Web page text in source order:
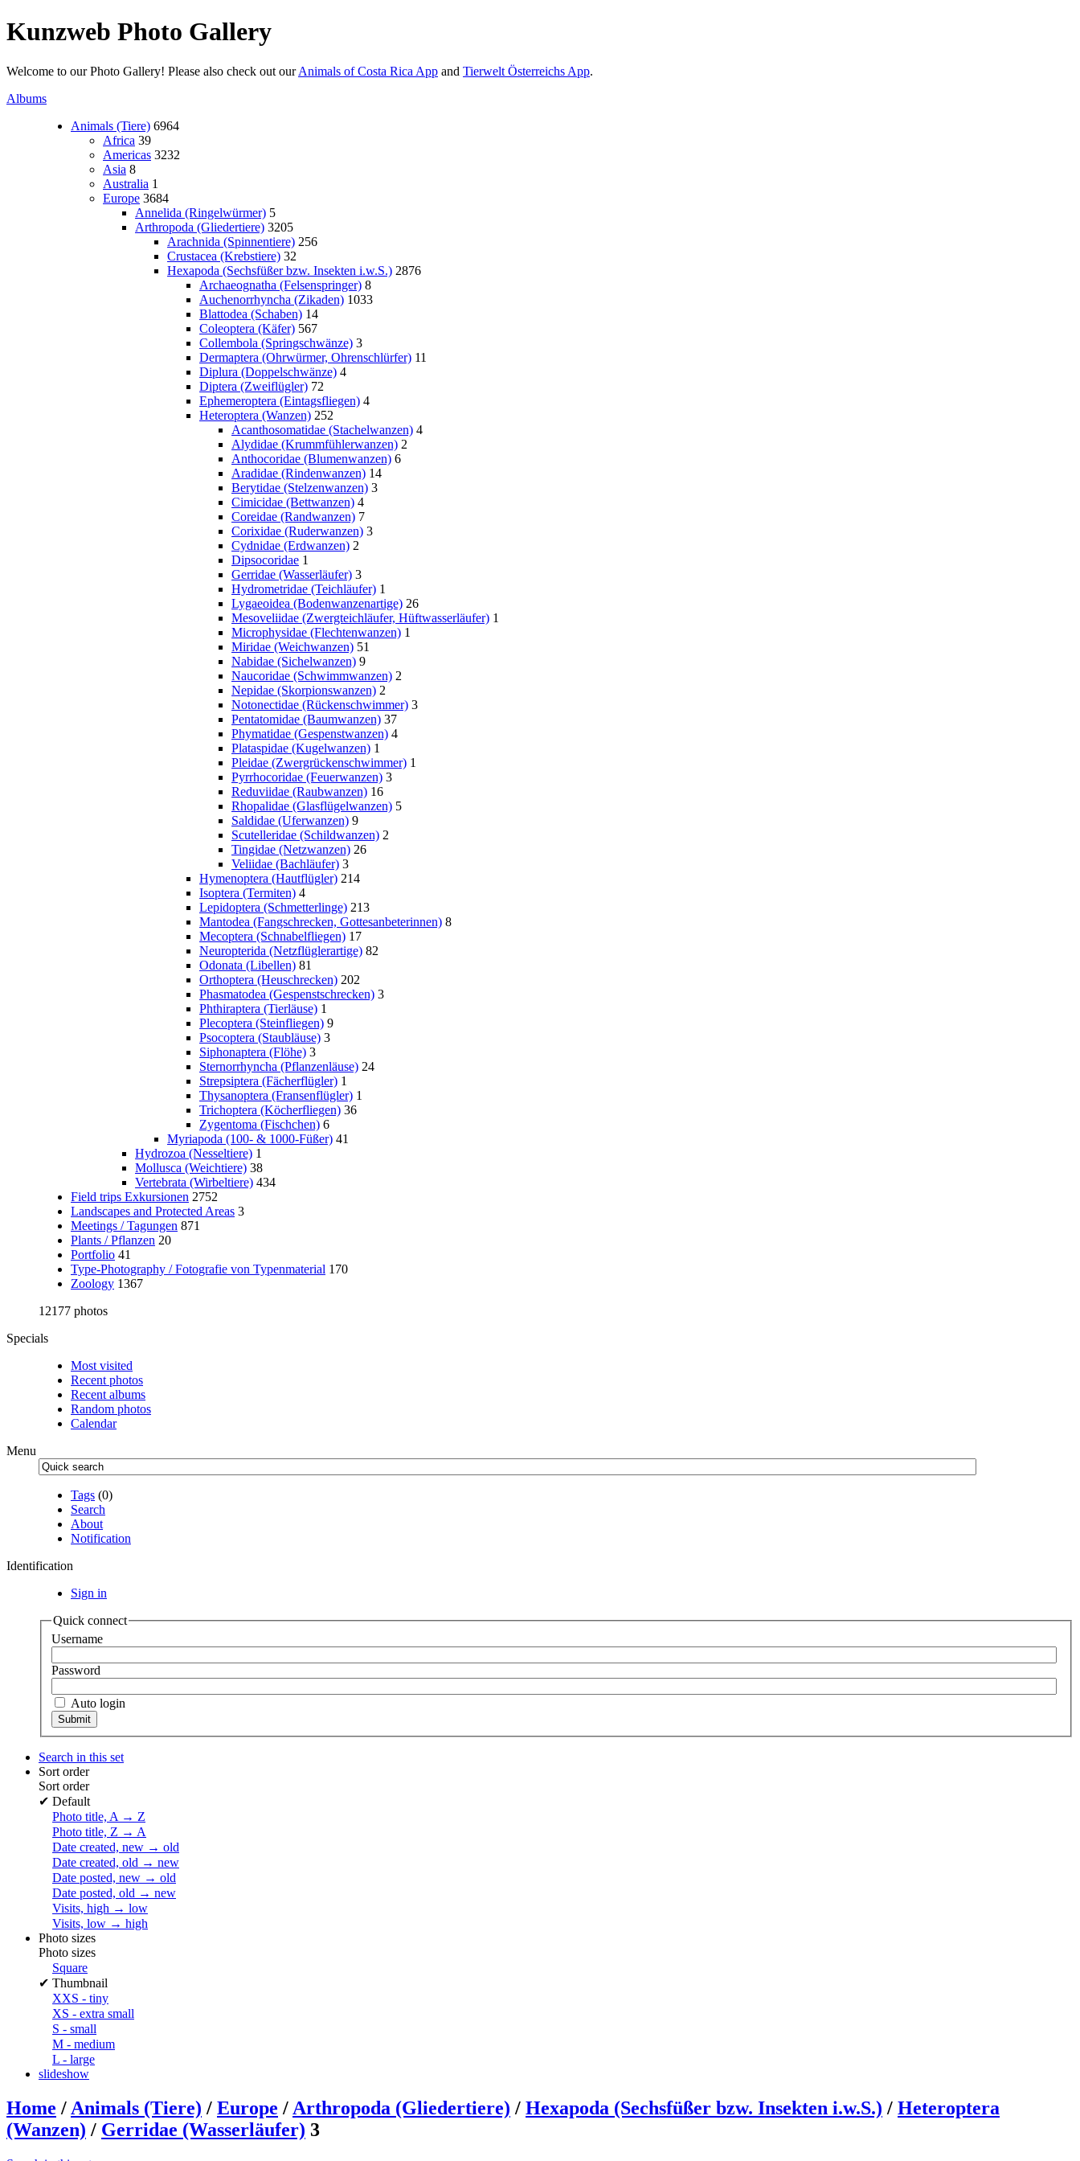
Kunzweb Photo Gallery
Welcome to our Photo Gallery! Please also check out ourAnimals of Costa Rica App and Tierwelt Österreichs App.
Albums
Animals (Tiere) 6964
Africa 39
Americas 3232
Asia 8
Australia 1
Europe 3684
Annelida (Ringelwürmer) 5
Arthropoda (Gliedertiere) 3205
Arachnida (Spinnentiere) 256
Crustacea (Krebstiere) 32
Hexapoda (Sechsfüßer bzw. Insekten i.w.S.) 2876
Archaeognatha (Felsenspringer) 8
Auchenorrhyncha (Zikaden) 1033
Blattodea (Schaben) 14
Coleoptera (Käfer) 567
Collembola (Springschwänze) 3
Dermaptera (Ohrwürmer, Ohrenschlürfer) 11
Diplura (Doppelschwänze) 4
Diptera (Zweiflügler) 72
Ephemeroptera (Eintagsfliegen) 4
Heteroptera (Wanzen) 252
Acanthosomatidae (Stachelwanzen) 4
Alydidae (Krummfühlerwanzen) 2
Anthocoridae (Blumenwanzen) 6
Aradidae (Rindenwanzen) 14
Berytidae (Stelzenwanzen) 3
Cimicidae (Bettwanzen) 4
Coreidae (Randwanzen) 7
Corixidae (Ruderwanzen) 3
Cydnidae (Erdwanzen) 2
Dipsocoridae 1
Gerridae (Wasserläufer) 3
Hydrometridae (Teichläufer) 1
Lygaeoidea (Bodenwanzenartige) 26
Mesoveliidae (Zwergteichläufer, Hüftwasserläufer) 1
Microphysidae (Flechtenwanzen) 1
Miridae (Weichwanzen) 51
Nabidae (Sichelwanzen) 9
Naucoridae (Schwimmwanzen) 2
Nepidae (Skorpionswanzen) 2
Notonectidae (Rückenschwimmer) 3
Pentatomidae (Baumwanzen) 37
Phymatidae (Gespenstwanzen) 4
Plataspidae (Kugelwanzen) 1
Pleidae (Zwergrückenschwimmer) 1
Pyrrhocoridae (Feuerwanzen) 3
Reduviidae (Raubwanzen) 16
Rhopalidae (Glasflügelwanzen) 5
Saldidae (Uferwanzen) 9
Scutelleridae (Schildwanzen) 2
Tingidae (Netzwanzen) 26
Veliidae (Bachläufer) 3
Hymenoptera (Hautflügler) 214
Isoptera (Termiten) 4
Lepidoptera (Schmetterlinge) 213
Mantodea (Fangschrecken, Gottesanbeterinnen) 8
Mecoptera (Schnabelfliegen) 17
Neuropterida (Netzflüglerartige) 82
Odonata (Libellen) 81
Orthoptera (Heuschrecken) 202
Phasmatodea (Gespenstschrecken) 3
Phthiraptera (Tierläuse) 1
Plecoptera (Steinfliegen) 9
Psocoptera (Staubläuse) 3
Siphonaptera (Flöhe) 3
Sternorrhyncha (Pflanzenläuse) 24
Strepsiptera (Fächerflügler) 1
Thysanoptera (Fransenflügler) 1
Trichoptera (Köcherfliegen) 36
Zygentoma (Fischchen) 6
Myriapoda (100- & 1000-Füßer) 41
Hydrozoa (Nesseltiere) 1
Mollusca (Weichtiere) 38
Vertebrata (Wirbeltiere) 434
Field trips Exkursionen 2752
Landscapes and Protected Areas 3
Meetings / Tagungen 871
Plants / Pflanzen 20
Portfolio 41
Type-Photography / Fotografie von Typenmaterial 170
Zoology 1367
12177 photos
Specials
Most visited
Recent photos
Recent albums
Random photos
Calendar
Menu
Tags (0)
Search
About
Notification
Identification
Sign in
Quick connect
Username
Password
Auto login
Search in this set
Sort order
Sort order
✔ Default
Photo title, A → Z
Photo title, Z → A
Date created, new → old
Date created, old → new
Date posted, new → old
Date posted, old → new
Visits, high → low
Visits, low → high
Photo sizes
Photo sizes
Square
✔ Thumbnail
XXS - tiny
XS - extra small
S - small
M - medium
L - large
slideshow
Home /Animals (Tiere) / Europe /Arthropoda (Gliedertiere) / Hexapoda (Sechsfüßer bzw. Insekten i.w.S.) / Heteroptera
(Wanzen) / Gerridae (Wasserläufer) 3